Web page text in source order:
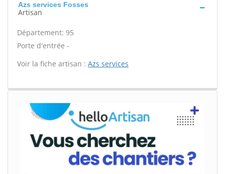
Azs services Fosses
Artisan
Département: 95
Porte d'entrée -
Voir la fiche artisan : Azs services